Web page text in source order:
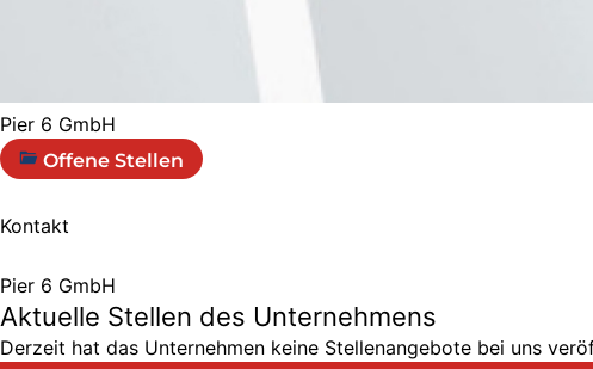
Pier 6 GmbH
Offene Stellen
Kontakt
Pier 6 GmbH
Aktuelle Stellen des Unternehmens
Derzeit hat das Unternehmen keine Stellenangebote bei uns